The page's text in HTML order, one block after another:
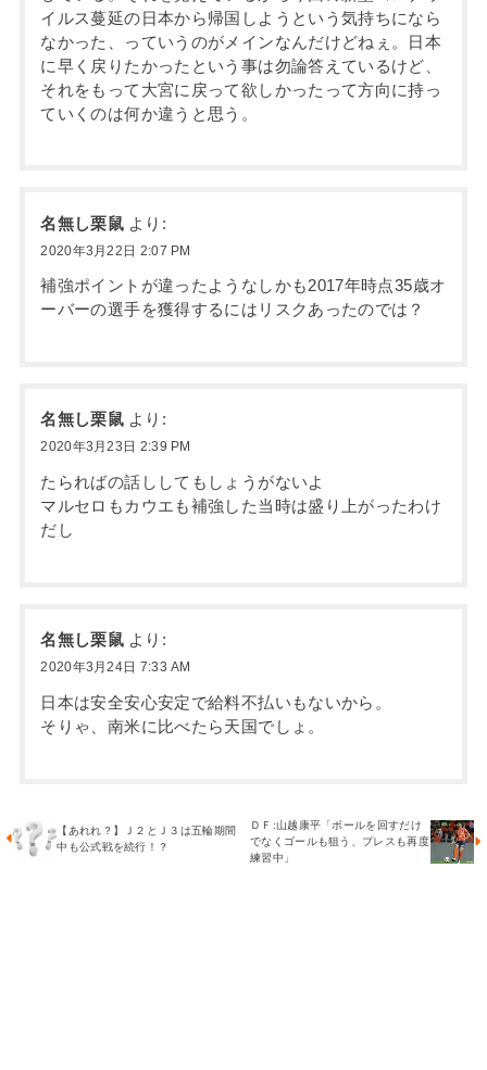
イルス蔓延の日本から帰国しようという気持ちになら
なかった、っていうのがメインなんだけどねぇ。日本
に早く戻りたかったという事は勿論答えているけど、
それをもって大宮に戻って欲しかったって方向に持っ
ていくのは何か違うと思う。
名無し栗鼠 より:
2020年3月22日 2:07 PM
補強ポイントが違ったようなしかも2017年時点35歳オ
ーバーの選手を獲得するにはリスクあったのでは？
名無し栗鼠 より:
2020年3月23日 2:39 PM
たらればの話ししてもしょうがないよ
マルセロもカウエも補強した当時は盛り上がったわけ
だし
名無し栗鼠 より:
2020年3月24日 7:33 AM
日本は安全安心安定で給料不払いもないから。
そりゃ、南米に比べたら天国でしょ。
【あれれ？】Ｊ２とＪ３は五輪期間
中も公式戦を続行！？
ＤＦ:山越康平「ボールを回すだけ
でなくゴールも狙う、プレスも再度
練習中」